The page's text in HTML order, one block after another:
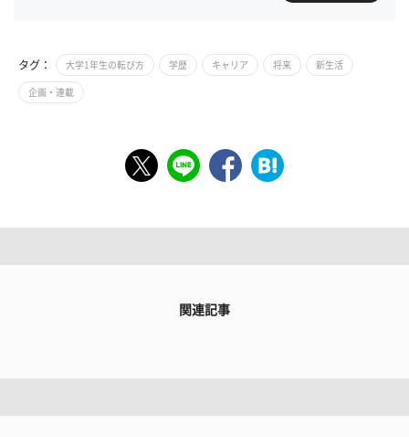
タグ： 大学1年生の転び方 学歴 キャリア 将来 新生活
企画・連載
関連記事